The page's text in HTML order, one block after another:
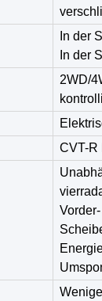
In der
In der
2WD/
CVT-R